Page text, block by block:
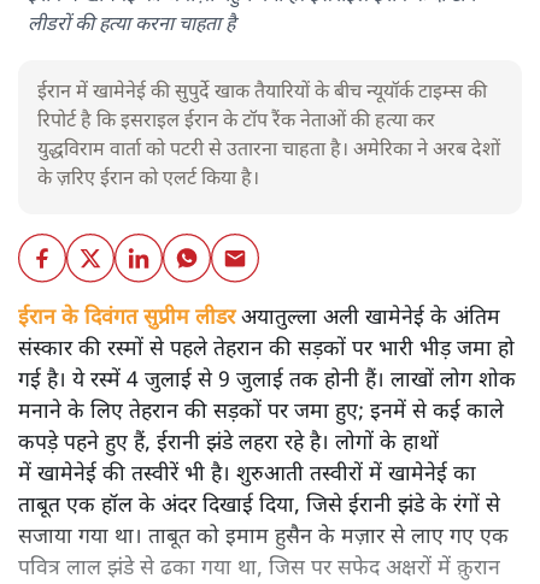
लीडरों की हत्या करना चाहता है
ईरान में खामेनेई की सुपुर्दे खाक तैयारियों के बीच न्यूयॉर्क टाइम्स की
रिपोर्ट है कि इसराइल ईरान के टॉप रैंक नेताओं की हत्या कर
युद्धविराम वार्ता को पटरी से उतारना चाहता है। अमेरिका ने अरब देशों
के ज़रिए ईरान को एलर्ट किया है।
ईरान के दिवंगत सुप्रीम लीडरअयातुल्ला अली खामेनेई के अंतिम
संस्कार की रस्मों से पहले तेहरान की सड़कों पर भारी भीड़ जमा हो
गई है। ये रस्में 4 जुलाई से 9 जुलाई तक होनी हैं। लाखों लोग शोक
मनाने के लिए तेहरान की सड़कों पर जमा हुए; इनमें से कई काले
कपड़े पहने हुए हैं, ईरानी झंडे लहरा रहे है। लोगों के हाथों
में खामेनेई की तस्वीरें भी है। शुरुआती तस्वीरों में खामेनेई का
ताबूत एक हॉल के अंदर दिखाई दिया, जिसे ईरानी झंडे के रंगों से
सजाया गया था। ताबूत को इमाम हुसैन के मज़ार से लाए गए एक
पवित्र लाल झंडे से ढका गया था, जिस पर सफेद अक्षरों में क़ुरान